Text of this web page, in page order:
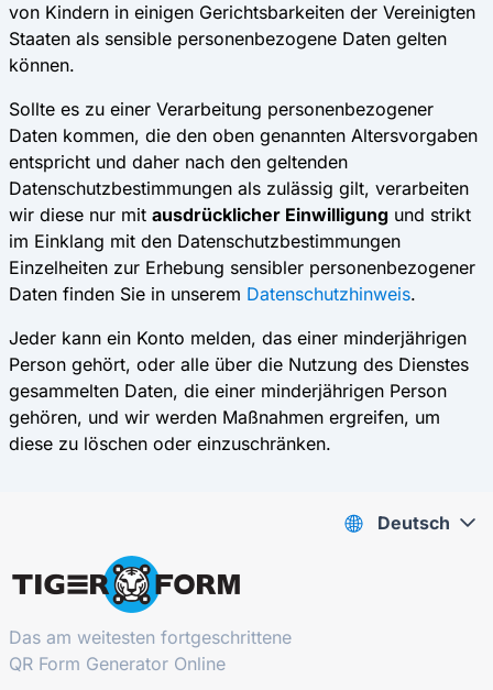
von Kindern in einigen Gerichtsbarkeiten der Vereinigten
Staaten als sensible personenbezogene Daten gelten
können.
Sollte es zu einer Verarbeitung personenbezogener
Daten kommen, die den oben genannten Altersvorgaben
entspricht und daher nach den geltenden
Datenschutzbestimmungen als zulässig gilt, verarbeiten
wir diese nur mit ausdrücklicher Einwilligung und strikt
im Einklang mit den Datenschutzbestimmungen
Einzelheiten zur Erhebung sensibler personenbezogener
Daten finden Sie in unserem Datenschutzhinweis.
Jeder kann ein Konto melden, das einer minderjährigen
Person gehört, oder alle über die Nutzung des Dienstes
gesammelten Daten, die einer minderjährigen Person
gehören, und wir werden Maßnahmen ergreifen, um
diese zu löschen oder einzuschränken.
Das am weitesten fortgeschrittene
QR Form Generator Online
Deutsch